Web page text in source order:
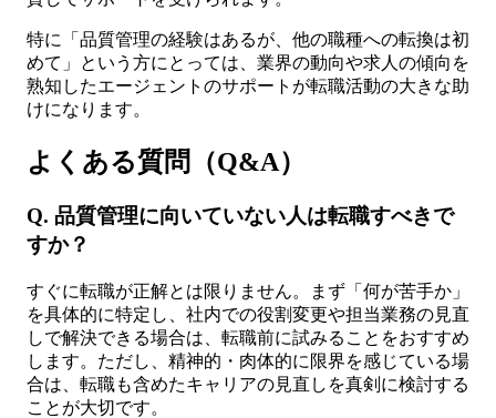
特に「品質管理の経験はあるが、他の職種への転換は初
めて」という方にとっては、業界の動向や求人の傾向を
熟知したエージェントのサポートが転職活動の大きな助
けになります。
よくある質問（Q&A）
Q. 品質管理に向いていない人は転職すべきで
すか？
すぐに転職が正解とは限りません。まず「何が苦手か」
を具体的に特定し、社内での役割変更や担当業務の見直
しで解決できる場合は、転職前に試みることをおすすめ
します。ただし、精神的・肉体的に限界を感じている場
合は、転職も含めたキャリアの見直しを真剣に検討する
ことが大切です。